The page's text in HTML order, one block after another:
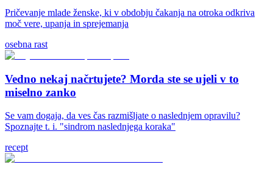
Pričevanje mlade ženske, ki v obdobju čakanja na otroka odkriva
moč vere, upanja in sprejemanja
osebna rast
Vedno nekaj načrtujete? Morda ste se ujeli v to
miselno zanko
Se vam dogaja, da ves čas razmišljate o naslednjem opravilu?
Spoznajte t. i. "sindrom naslednjega koraka"
recept